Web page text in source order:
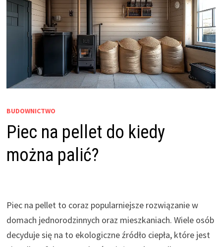
BUDOWNICTWO
Piec na pellet do kiedy
można palić?
Piec na pellet to coraz popularniejsze rozwiązanie w
domach jednorodzinnych oraz mieszkaniach. Wiele osób
decyduje się na to ekologiczne źródło ciepła, które jest